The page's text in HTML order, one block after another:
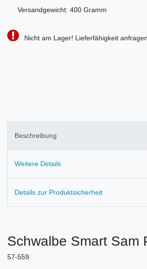
Versandgewicht: 400 Gramm
Nicht am Lager! Lieferfähigkeit anfragen.
Beschreibung
Weitere Details
Details zur Produktsicherheit
Schwalbe Smart Sam
57-559